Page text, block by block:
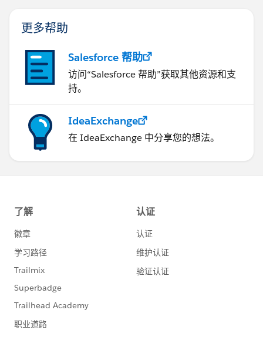
更多帮助
Salesforce 帮助
访问“Salesforce 帮助”获取其他资源和支
持。
IdeaExchange
在 IdeaExchange 中分享您的想法。